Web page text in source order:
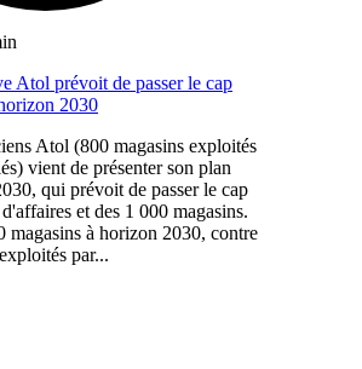
Atol prévoit de passer le cap
2030
Atol (800 magasins exploités
vient de présenter son plan
qui prévoit de passer le cap
et des 1 000 magasins.
magasins à horizon 2030, contre
par...